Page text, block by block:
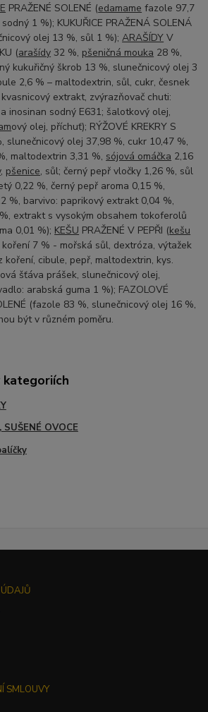
PRAŽENÉ SOLENÉ (edamame fazole 97,7
1 %); KUKUŘICE PRAŽENÁ SOLENÁ
olej 13 %, sůl 1 %);ARAŠÍDY V
(arašídy 32 %, pšeničná mouka 28 %,
kukuřičný škrob 13 %, slunečnicový olej 3
2,6 % – maltodextrin, sůl, cukr, česnek
extrakt, zvýrazňovač chuti:
inosinan sodný E631; šalotkový olej,
ový olej, příchuť); RÝŽOVÉ KREKRY S
slunečnicový olej 37,98 %, cukr 10,47 %,
maltodextrin 3,31 %, sójová omáčka 2,16
, pšenice, sůl; černý pepř vločky 1,26 %, sůl
0,22 %, černý pepř aroma 0,15 %,
%, barvivo: paprikový extrakt 0,04 %,
extrakt s vysokým obsahem tokoferolů
0,01 %); KEŠU PRAŽENÉ V PEPŘI (kešu
7 % - mořská sůl, dextróza, výtažek
koření, cibule, pepř, maltodextrin, kys.
šťáva prášek, slunečnicový olej,
arabská guma 1 %); FAZOLOVÉ
(fazole 83 %, slunečnicový olej 16 %,
být v různém poměru.
kategoriích
SUŠENÉ OVOCE
SMLOUVY